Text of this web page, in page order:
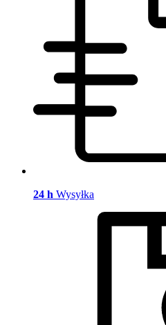
24 h Wysyłka